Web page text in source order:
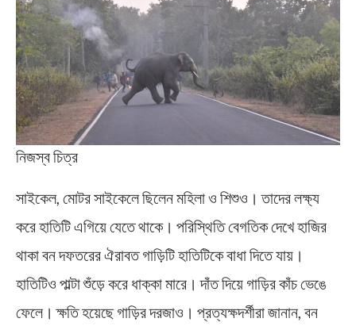
নিজস্ব চিত্র
সাইকেল, মোটর সাইকেলে ছিলেন মহিলা ও শিশুও। তাদের লক্ষ্য
করে হাতিটি এগিয়ে যেতে থাকে। পরিস্থিতি বেগতিক দেখে হাজির
থাকা বন দফতরের ঐরাবত গাড়িটি হাতিটিকে বাধা দিতে যায়।
হাতিটিও পাল্টা শুঁড়ে করে ধাক্কা মারে। দাঁত দিয়ে গাড়ির কাঁচ ভেঙে
ফেলে। ক্ষতি হয়েছে গাড়ির দরজাও। প্রত্যক্ষদর্শীরা জানান, বন